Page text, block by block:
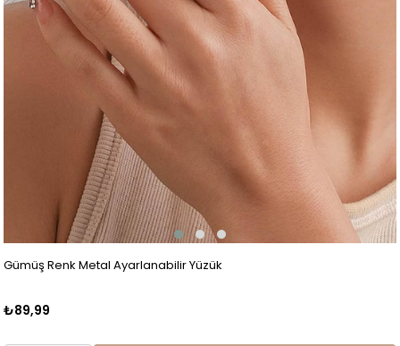
Gümüş Renk Metal Ayarlanabilir Yüzük
₺89,99